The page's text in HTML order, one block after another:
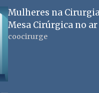
Mulheres na
Mesa Cirúrgica no ar
coocirurge